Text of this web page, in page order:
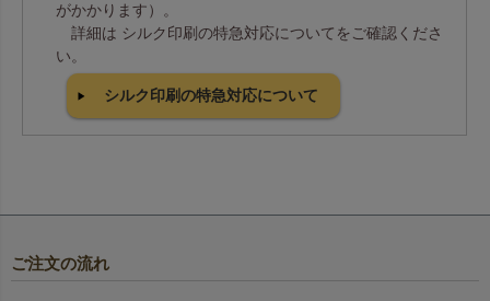
がかかります）。
詳細は シルク印刷の特急対応についてをご確認くださ
い。
シルク印刷の特急対応について
ご注文の流れ